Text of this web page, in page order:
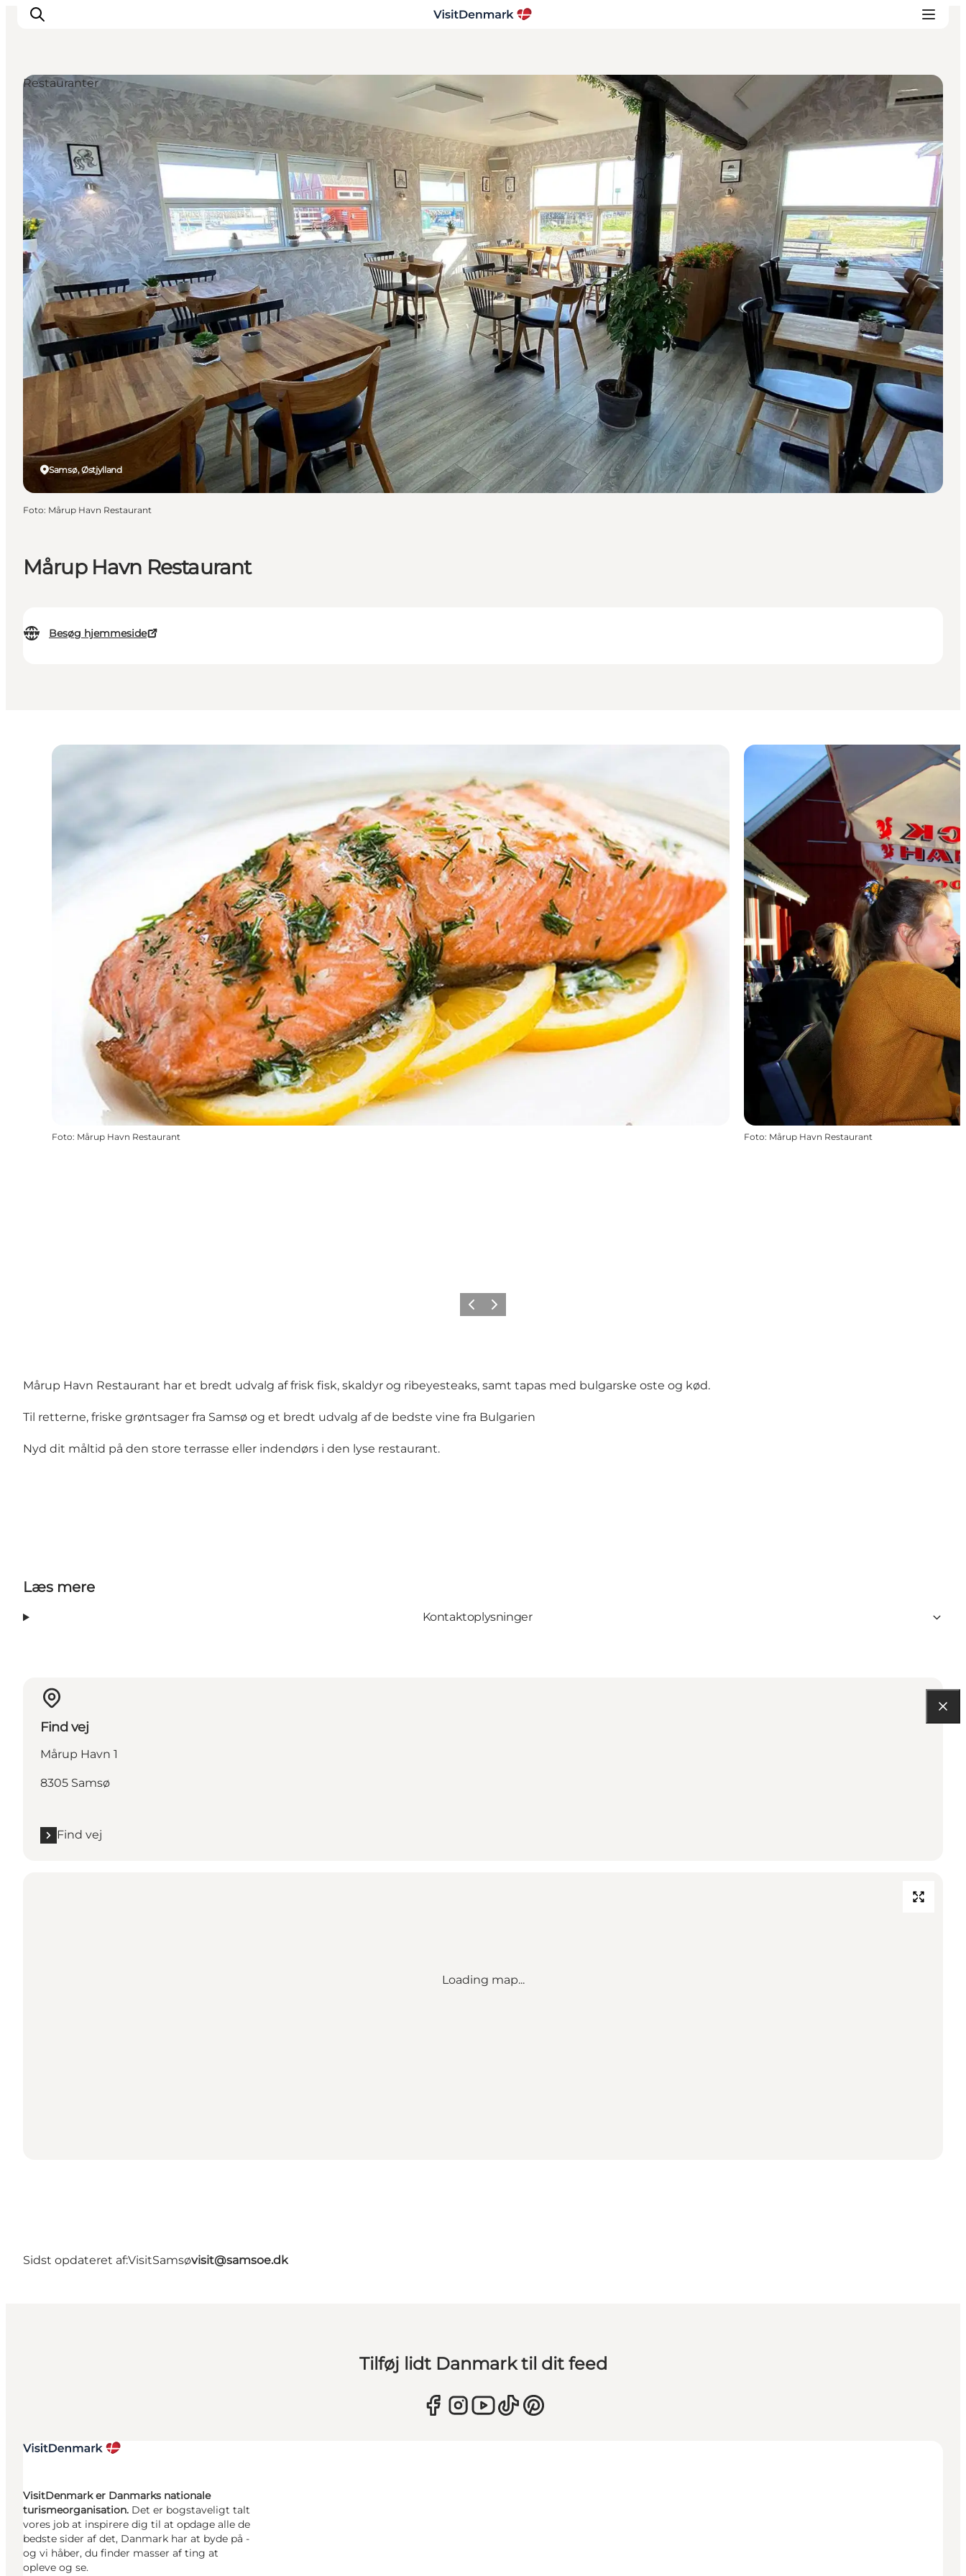
Inspiration
Destinationer
Oplevelser
Overnatning
Planlæg ferien
Mårup Havn Restaurant
Besøg hjemmeside
Samsø, Østjylland
Restauranter
Foto: Mårup Havn Restaurant
Foto: Mårup Havn Restaurant Foto: Mårup Havn Restaurant
ForrigeNæste
Mårup Havn Restaurant har et bredt udvalg af frisk fisk, skaldyr og ribeyesteaks, samt tapas med bulgarske oste og kød.
Til retterne, friske grøntsager fra Samsø og et bredt udvalg af de bedste vine fra Bulgarien
Nyd dit måltid på den store terrasse eller indendørs i den lyse restaurant.
Læs mere
Kontaktoplysninger
Find vej
Mårup Havn 1
8305 Samsø
Find vej
Loading map...
Sidst opdateret af:VisitSamsøvisit@samsoe.dk
Tilføj lidt Danmark til dit feed
VisitDenmark er Danmarks nationale
turismeorganisation. Det er bogstaveligt talt
vores job at inspirere dig til at opdage alle de
bedste sider af det, Danmark har at byde på -
og vi håber, du finder masser af ting at
opleve og se.